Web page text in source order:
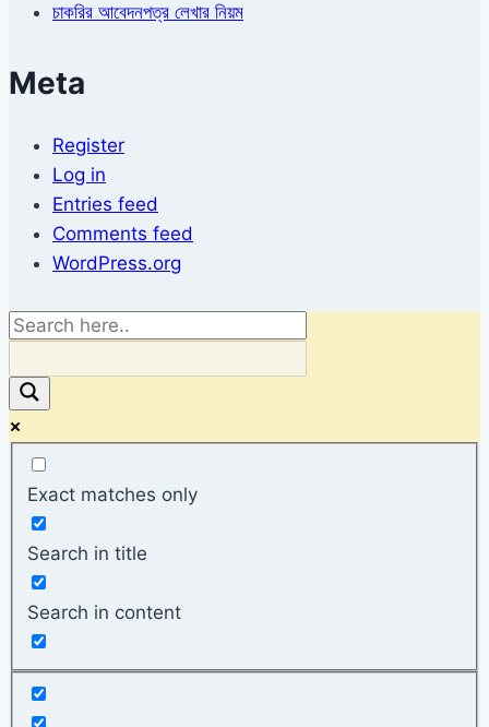
চাকরির আবেদনপত্র লেখার নিয়ম
Meta
Register
Log in
Entries feed
Comments feed
WordPress.org
Exact matches only
Search in title
Search in content